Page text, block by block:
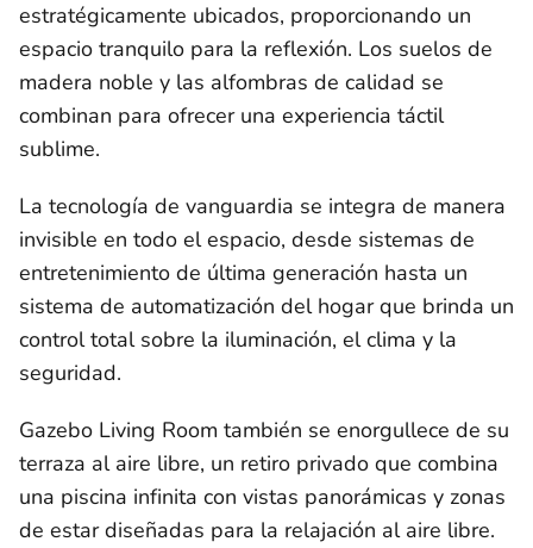
estratégicamente ubicados, proporcionando un
espacio tranquilo para la reflexión. Los suelos de
madera noble y las alfombras de calidad se
combinan para ofrecer una experiencia táctil
sublime.
La tecnología de vanguardia se integra de manera
invisible en todo el espacio, desde sistemas de
entretenimiento de última generación hasta un
sistema de automatización del hogar que brinda un
control total sobre la iluminación, el clima y la
seguridad.
Gazebo Living Room también se enorgullece de su
terraza al aire libre, un retiro privado que combina
una piscina infinita con vistas panorámicas y zonas
de estar diseñadas para la relajación al aire libre.